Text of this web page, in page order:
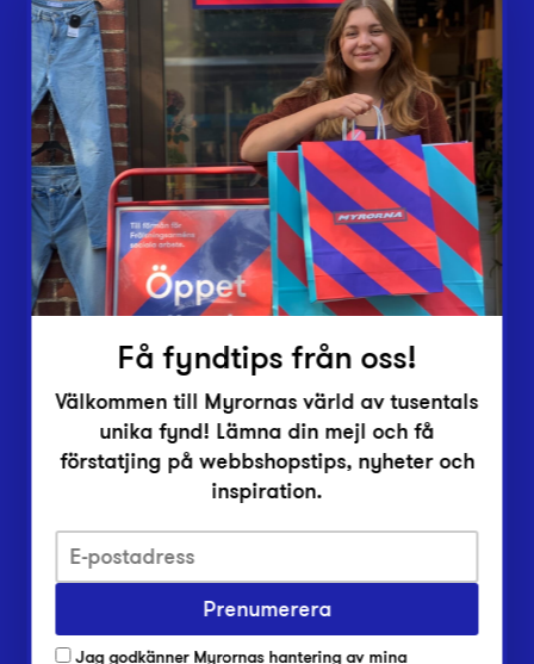
Webbshop
Butiker
Lämna in
Vårt överskott
Inlämningsplatser
Om Myrorna
Lediga jobb
Pressrum
Integritetsskyddspolicy
Har du frågor om onlineköp, leverans eller retur?
Få fyndtips från oss!
Välkommen till Myrornas värld av tusentals
unika fynd! Lämna din mejl och få
förstatjing på webbshopstips, nyheter och
inspiration.
Prenumerera
Jag godkänner Myrornas hantering av mina